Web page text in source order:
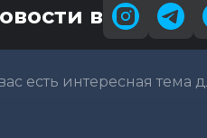
в
есть интересная тема